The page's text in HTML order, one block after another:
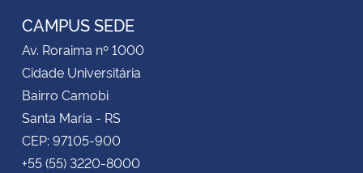
CAMPUS SEDE
Av. Roraima nº 1000
Cidade Universitária
Bairro Camobi
Santa Maria - RS
CEP: 97105-900
+55 (55) 3220-8000